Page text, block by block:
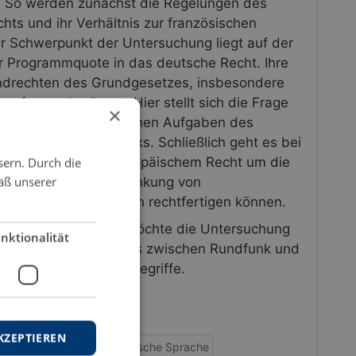
und ihr Verhältnis zur französischen
Schwerpunkt der Untersuchung liegt auf der
Programmquote in das deutsche Recht. Ihre
des Grundgesetzes, insbesondere
erörtert. Hier stellt sich die Frage
verfassungsrechtlichen Aufgaben des
privaten Rundfunks. Schließlich geht es bei
nach europäischem Recht um die
eine Beschränkung von
rechtfertigen können.
hinaus möchte die Untersuchung
des Verhältnisses zwischen Rundfunk und
Vielfalt" als Rechtsbegriffe.
Deutsche Musik Deutsche Sprache
×
Durch die
unserer